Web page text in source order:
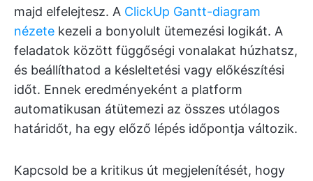
majd elfelejtesz. A ClickUp Gantt-diagram
nézete kezeli a bonyolult ütemezési logikát. A
feladatok között függőségi vonalakat húzhatsz,
és beállíthatod a késleltetési vagy előkészítési
időt. Ennek eredményeként a platform
automatikusan átütemezi az összes utólagos
határidőt, ha egy előző lépés időpontja változik.
Kapcsold be a kritikus út megjelenítését, hogy